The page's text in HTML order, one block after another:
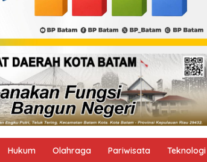
Hukum Olahraga Pariwisata Teknologi